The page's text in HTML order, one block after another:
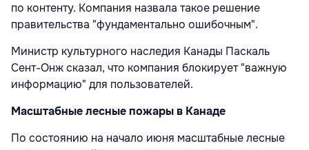
по контенту. Компания назвала такое решение
правительства "фундаментально ошибочным".
Министр культурного наследия Канады Паскаль
Сент-Онж сказал, что компания блокирует "важную
информацию" для пользователей.
Масштабные лесные пожары в Канаде
По состоянию на начало июня масштабные лесные